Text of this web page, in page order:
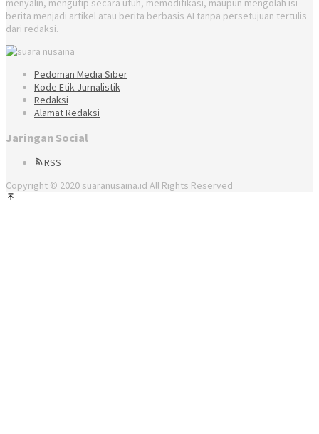
menyalin, mengutip secara utuh, memodifikasi, maupun mengolah isi
berita menjadi artikel atau berita berbasis AI tanpa persetujuan tertulis
dari redaksi.
Pedoman Media Siber
Kode Etik Jurnalistik
Redaksi
Alamat Redaksi
Jaringan Social
RSS
Copyright © 2020 suaranusaina.id All Rights Reserved